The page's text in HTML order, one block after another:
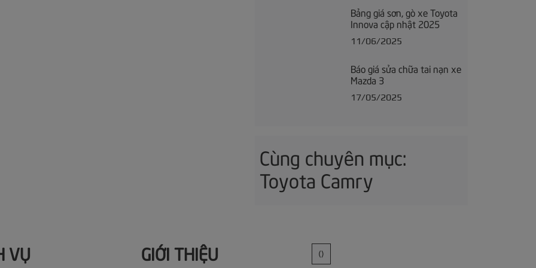
Bảng giá sơn, gò xe Toyota
Innova cập nhật 2025
11/06/2025
Báo giá sửa chữa tai nạn xe
Mazda 3
17/05/2025
Cùng chuyên mục:
Toyota Camry
VỤ GIỚI THIỆU ()